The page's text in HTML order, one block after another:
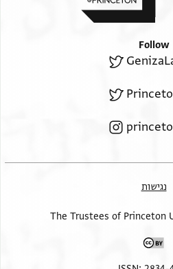
Follow
נגישות